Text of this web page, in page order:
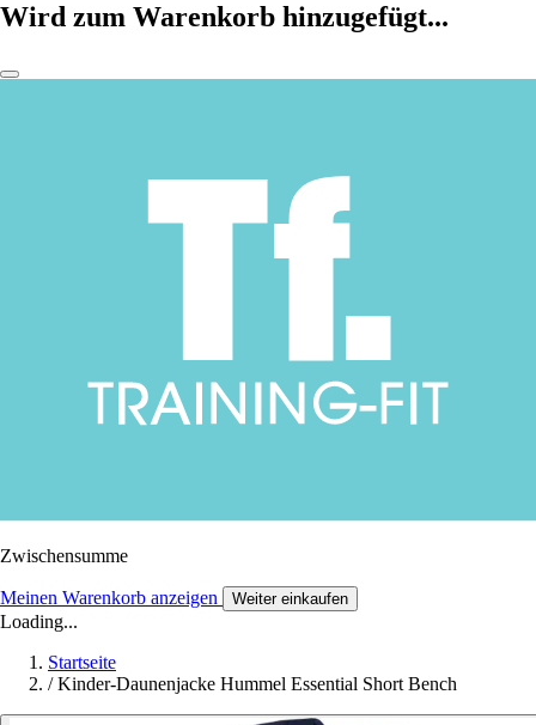
Wird zum Warenkorb hinzugefügt...
Zwischensumme
Meinen Warenkorb anzeigen Weiter einkaufen
Loading...
Startseite
/ Kinder-Daunenjacke Hummel Essential Short Bench